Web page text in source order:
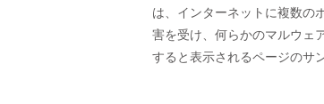
は、インターネットに複数の
害を受け、何らかのマルウェ
すると表示されるページのサ